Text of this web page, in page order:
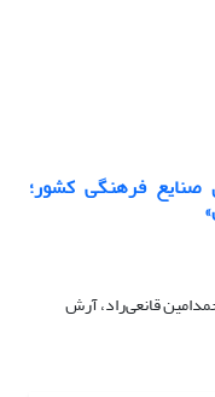
صنایع فرهنگی کشور؛
قانعی‌راد، آرش